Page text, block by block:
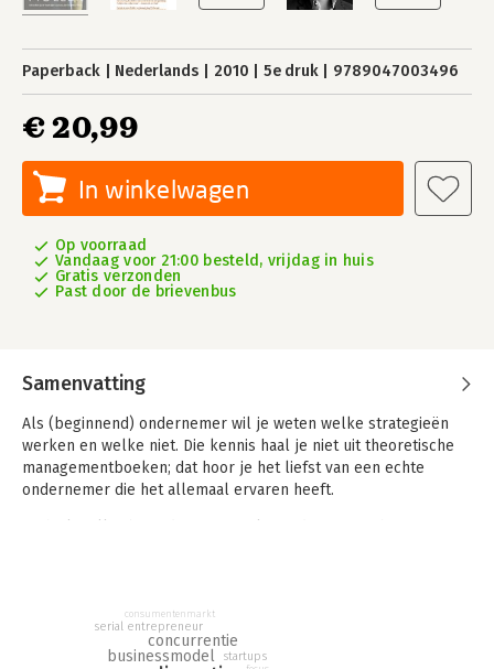
Paperback Nederlands 2010 5e druk 9789047003496
€ 20,99
In winkelwagen
Op voorraad
Vandaag voor 21:00 besteld, vrijdag in huis
Gratis verzonden
Past door de brievenbus
Samenvatting
Als (beginnend) ondernemer wil je weten welke strategieën
werken en welke niet. Die kennis haal je niet uit theoretische
managementboeken; dat hoor je het liefst van een echte
ondernemer die het allemaal ervaren heeft.
veelgevraagd spreker en winnaar van vele marketingprijzen.
In 'Michiel Muller, ervaringen van een serial entrepreneur'
businessmodel
concurrentie
startups
serial entrepreneur
consumentenmarkt